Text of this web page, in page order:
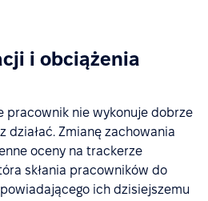
i obciążenia
pracownik nie wykonuje dobrze
działać. Zmianę zachowania
oceny na trackerze
skłania pracowników do
ich dzisiejszemu